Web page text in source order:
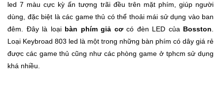
Kiện
Công
Nghệ
Tivi
led 7 màu cực kỳ ấn tượng trãi đều trên mặt phím, giúp người
dùng, đặc biệt là các game thủ có thể thoải mái sử dụng vào ban
đêm. Đây là loại bàn phím giả cơ có đèn LED của Bosston
Loại Keybroad 803 led là một trong những bàn phím có dây giá rẻ
được các game thủ cũng như các phòng game ở tphcm sử dụng
khá nhiều.